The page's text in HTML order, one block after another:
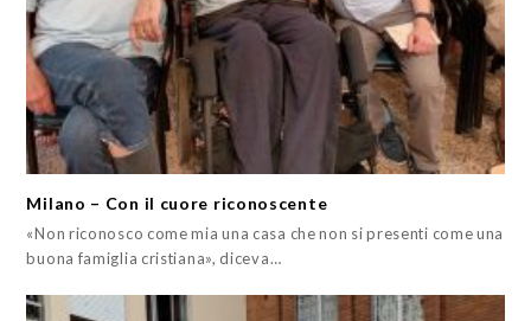
Milano – Con il cuore riconoscente
«Non riconosco come mia una casa che non si presenti come una
buona famiglia cristiana», diceva…